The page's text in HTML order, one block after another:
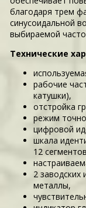
благодаря трем
синусоидальной
выбираемой
Технические
рабочие
катушки),
отстройка
режим
цифровой
шкала
12
2 заводских
металлы,